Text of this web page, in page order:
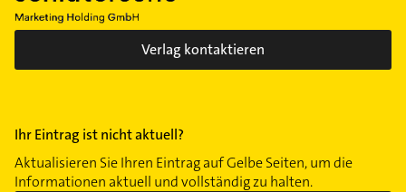
Verlag kontaktieren
Ihr Eintrag ist nicht aktuell?
Aktualisieren Sie Ihren Eintrag auf Gelbe Seiten, um die
Informationen aktuell und vollständig zu halten.